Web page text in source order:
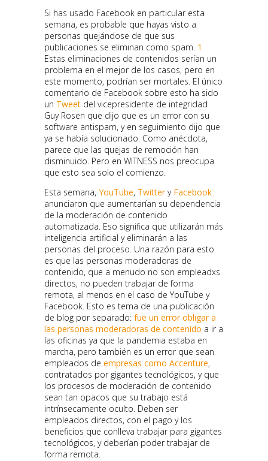
Si has usado Facebook en particular esta
semana, es probable que hayas visto a
personas quejándose de que sus
publicaciones se eliminan como spam. 1
Estas eliminaciones de contenidos serían un
problema en el mejor de los casos, pero en
este momento, podrían ser mortales. El único
comentario de Facebook sobre esto ha sido
un Tweet del vicepresidente de integridad
Guy Rosen que dijo que es un error con su
software antispam, y en seguimiento dijo que
ya se había solucionado. Como anécdota,
parece que las quejas de remoción han
disminuido. Pero en WITNESS nos preocupa
que esto sea solo el comienzo.
Esta semana, YouTube, Twittery Facebook
anunciaron que aumentarían su dependencia
de la moderación de contenido
automatizada. Eso significa que utilizarán más
inteligencia artificial y eliminarán a las
personas del proceso. Una razón para esto
es que las personas moderadoras de
contenido, que a menudo no son empleadxs
directos, no pueden trabajar de forma
remota, al menos en el caso de YouTube y
Facebook. Esto es tema de una publicación
de blog por separado: fue un error obligar a
las personas moderadoras de contenido a ir a
las oficinas ya que la pandemia estaba en
marcha, pero también es un error que sean
empleados de empresas como Accenture,
contratados por gigantes tecnológicos, y que
los procesos de moderación de contenido
sean tan opacos que su trabajo está
intrínsecamente oculto. Deben ser
empleados directos, con el pago y los
beneficios que conlleva trabajar para gigantes
tecnológicos, y deberían poder trabajar de
forma remota.